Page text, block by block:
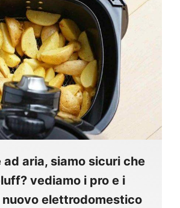
aria, siamo sicuri che
vediamo i pro e i
elettrodomestico